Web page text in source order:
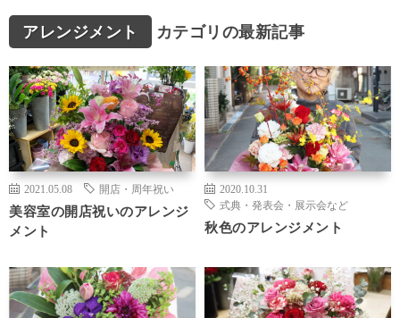
アレンジメント カテゴリの最新記事
2021.05.08 開店・周年祝い
美容室の開店祝いのアレンジ
メント
2020.10.31
式典・発表会・展示会など
秋色のアレンジメント